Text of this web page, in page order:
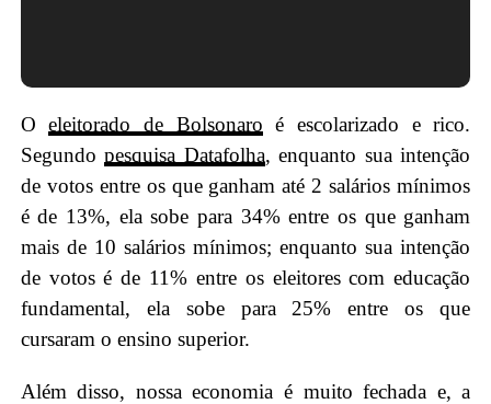
Oeleitorado de Bolsonaro é escolarizado e rico.
Segundopesquisa Datafolha, enquanto sua intenção
de votos entre os que ganham até 2 salários mínimos
é de 13%, ela sobe para 34% entre os que ganham
mais de 10 salários mínimos; enquanto sua intenção
de votos é de 11% entre os eleitores com educação
fundamental, ela sobe para 25% entre os que
cursaram o ensino superior.
Além disso, nossa economia é muito fechada e, a